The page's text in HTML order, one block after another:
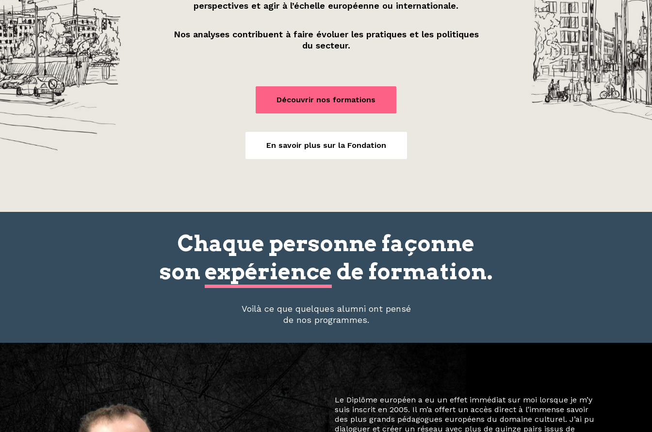
perspectives et agir à l’échelle européenne ou internationale.
Nos analyses contribuent à faire évoluer les pratiques et les politiques
du secteur.
Découvrir nos formations
En savoir plus sur la Fondation
Chaque personne façonne
son expérience de formation.
Voilà ce que quelques alumni ont pensé
de nos programmes.
Le destin a voulu que ma vie privée et ma vie professionnelle dans les
arts soient étroitement liées. Durant mon année au sein du Diplôme
Marcel Hicter, j’ai intégré un réseau européen aussi inattendu que
vibrant, qui s’est étendu bien au-delà de la salle de classe. En